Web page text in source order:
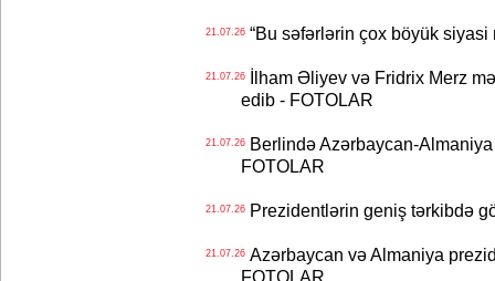
21.07.26“Bu səfərlərin çox böyük siyasi
21.07.26İlham Əliyev və Fridrix Merz
edib - FOTOLAR
21.07.26Berlində Azərbaycan-Almaniya
FOTOLAR
21.07.26Prezidentlərin geniş tərkibdə
21.07.26Azərbaycan və Almaniya
FOTOLAR